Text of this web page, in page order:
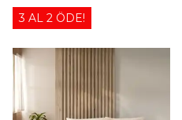
3 AL 2 ÖDE!